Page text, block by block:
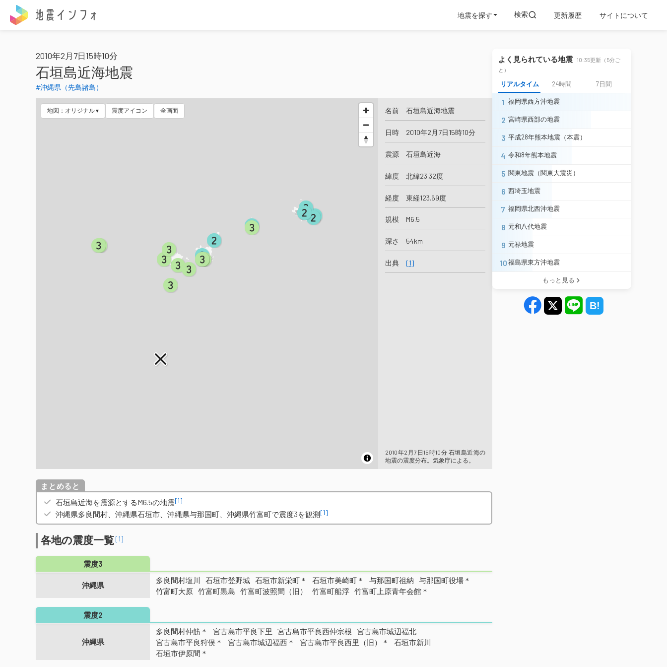
地震を探す 検索 更新履歴 サイトについて
2010年2月7日15時10分
石垣島近海地震
#沖縄県（先島諸島）
地図：オリジナル 震度アイコン 全画面 名前 石垣島近海地震
日時 2010年2月7日15時10分
震源 石垣島近海
緯度 北緯23.32度
経度 東経123.69度
規模 M6.5
深さ 54km
出典 [1]
2010年2月7日15時10分 石垣島近海の
地震の震度分布。気象庁による。
概要
石垣島近海を震源とするM6.5の地震[1]
沖縄県多良間村、沖縄県石垣市、沖縄県与那国町、沖縄県竹富町で震度3を観測[1]
各地の震度一覧[1]
震度3
沖縄県
多良間村塩川 石垣市登野城 石垣市新栄町＊ 石垣市美崎町＊ 与那国町祖納
与那国町役場＊
竹富町大原 竹富町黒島 竹富町波照間（旧） 竹富町船浮 竹富町上原青年会館＊
震度2
沖縄県
多良間村仲筋＊ 宮古島市平良下里 宮古島市平良西仲宗根
宮古島市城辺福北
宮古島市平良狩俣＊
宮古島市城辺福西＊ 宮古島市平良西里（旧）＊
石垣市新川
石垣市伊原間＊
よく見られている地震
10:35更新（5分ご
と）
リアルタイム 24時間 7日間
1 福岡県西方沖地震
2 宮崎県西部の地震
3 平成28年熊本地震（本震）
4 令和8年熊本地震
5 関東地震（関東大震災）
6 西埼玉地震
7 福岡県北西沖地震
8 元和八代地震
9 元禄地震
10福島県東方沖地震
もっと見る